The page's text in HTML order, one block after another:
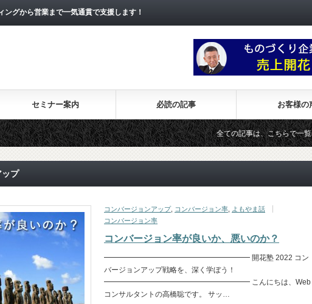
グから営業まで一気通貫で支援します！
セミナー案内 必読の記事 お客様の
全ての記事は、こちらで一覧表示
ップ
コンバージョンアップ, コンバージョン率
よもやま話
コンバージョン率
コンバージョン率が良いか、悪いのか？
━━━━━━━━━━━━━━━━━━━━ 開花塾 2022 コン
バージョンアップ戦略を、深く学ぼう！
━━━━━━━━━━━━━━━━━━━━ こんにちは、Web
コンサルタントの高橋聡です。 サッ…